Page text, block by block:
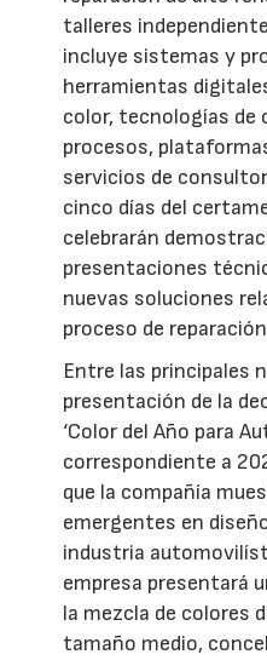
talleres
incluye sistemas y
herramientas
color, tecnologías de
procesos,
servicios de
cinco días del
celebrarán
presentaciones
nuevas soluciones
proceso de
Entre las principales
presentación de la
‘Color del Año para
correspondiente a
que la compañía
emergentes en
industria
empresa presentará
la mezcla de colores
tamaño medio,